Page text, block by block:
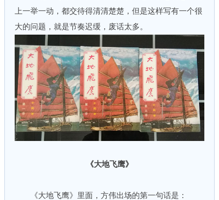
上一举一动，都交待得清清楚楚，但是这样写有一个很
大的问题，就是节奏迟缓，废话太多。
《大地飞鹰》
《大地飞鹰》里面，方伟出场的第一句话是：